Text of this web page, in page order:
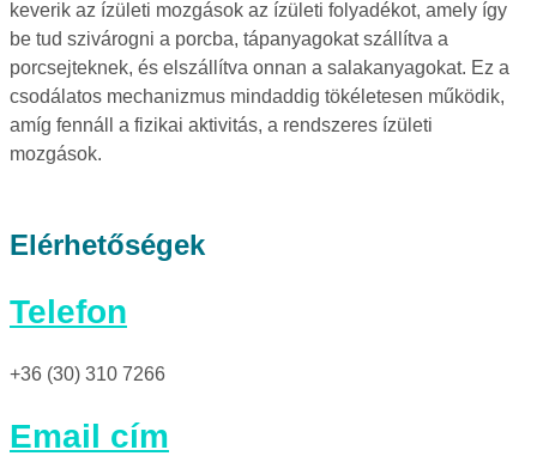
keverik az ízületi mozgások az ízületi folyadékot, amely így
be tud szivárogni a porcba, tápanyagokat szállítva a
porcsejteknek, és elszállítva onnan a salakanyagokat. Ez a
csodálatos mechanizmus mindaddig tökéletesen működik,
amíg fennáll a fizikai aktivitás, a rendszeres ízületi
mozgások.
Elérhetőségek
Telefon
+36 (30) 310 7266
Email cím